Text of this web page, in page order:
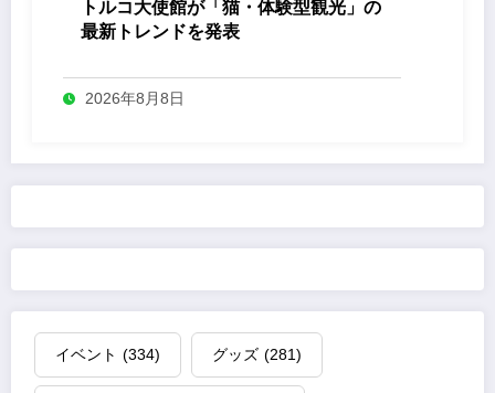
トルコ大使館が「猫・体験型観光」の
最新トレンドを発表
2026年8月8日
イベント (334) グッズ (281)